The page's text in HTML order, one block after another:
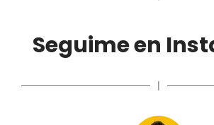
Seguime en
|